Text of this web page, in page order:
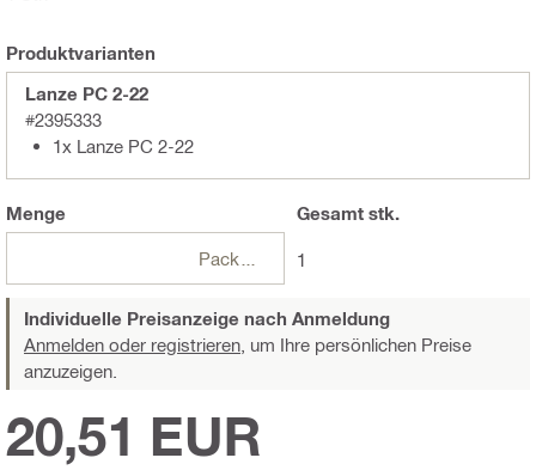
Produktvarianten
Lanze PC 2-22
#2395333
1x Lanze PC 2-22
Menge
Packungen
Gesamtstk.
1
Individuelle Preisanzeige nach Anmeldung
Anmelden oder registrieren, um Ihre persönlichen Preise
anzuzeigen.
20,51 EUR